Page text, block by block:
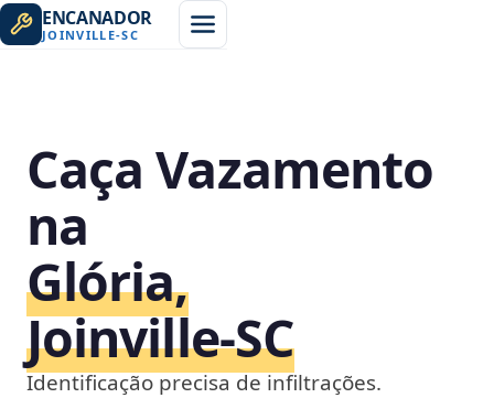
ENCANADOR
JOINVILLE-SC
Caça Vazamento
na
Glória,
Joinville‑SC
Identificação precisa de infiltrações.